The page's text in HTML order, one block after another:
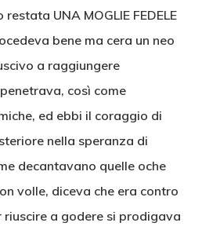
UNA MOGLIE FEDELE
bene ma cera un neo
a raggiungere
così come
ed ebbi il coraggio di
nella speranza di
decantavano quelle oche
volle, diceva che era contro
riuscire a godere si prodigava